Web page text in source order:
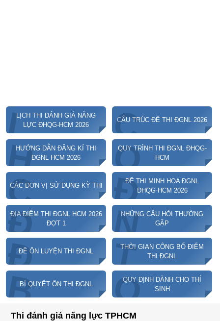
L
LỊCH THI ĐÁNH GIÁ NĂNG
LỰC ĐHQG-HCM 2026
C
CẤU TRÚC ĐỀ THI ĐGNL 2026
H
HƯỚNG DẪN ĐĂNG KÍ THI
ĐGNL HCM 2026
Q
QUY TRÌNH THI ĐGNL ĐHQG-
HCM
C
CÁC ĐƠN VỊ SỬ DỤNG KỲ THI Đ
ĐỀ THI MINH HỌA ĐGNL
ĐHQG-HCM 2026
Đ
ĐỊA ĐIỂM THI ĐGNL HCM 2026
ĐỢT 1
N
NHỮNG CÂU HỎI THƯỜNG
GẶP
Đ
ĐỀ ÔN LUYỆN THI ĐGNL T
THỜI GIAN CÔNG BỐ ĐIỂM
THI ĐGNL
BBÍ QUYẾT ÔN THI ĐGNL Q
QUY ĐỊNH DÀNH CHO THÍ
SINH
Thi đánh giá năng lực TPHCM